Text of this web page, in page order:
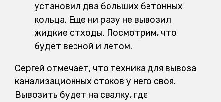
установил два больших бетонных
кольца. Еще ни разу не вывозил
жидкие отходы. Посмотрим, что
будет весной и летом.
Сергей отмечает, что техника для вывоза
канализационных стоков у него своя.
Вывозить будет на свалку, где